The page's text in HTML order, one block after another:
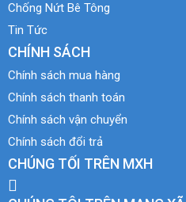
Chống Nứt Bê Tông
Tin Tức
CHÍNH SÁCH
Chính sách mua hàng
Chính sách thanh toán
Chính sách vận chuyển
Chính sách đổi trả
CHÚNG TỐI TRÊN MXH